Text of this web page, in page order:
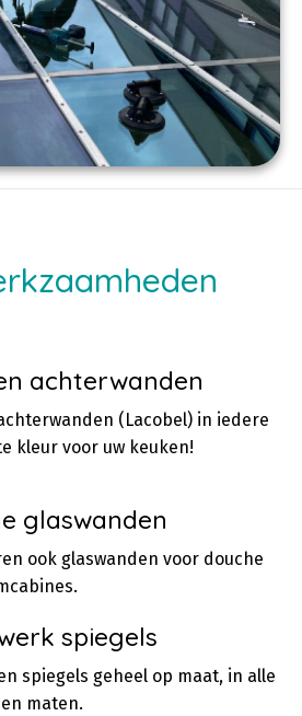
achterwanden
(Lacobel) in iedere
kleur voor uw keuken!
glaswanden
ook glaswanden voor douche
spiegels
spiegels geheel op maat, in alle
maten.